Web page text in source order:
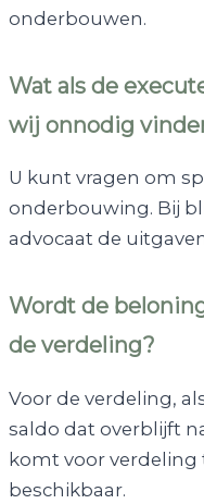
onderbouwen.
Wat als de
wij onnodig
U kunt vragen om
onderbouwing. Bij
advocaat de
Wordt de
de verdeling?
Voor de verdeling,
saldo dat overblijft
komt voor
beschikbaar.